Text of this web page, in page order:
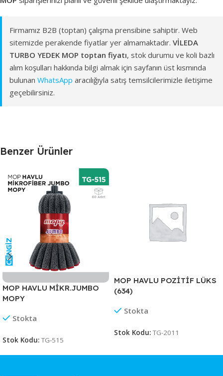
Firmamız B2B (toptan) çalışma prensibine sahiptir. Web
sitemizde perakende fiyatlar yer almamaktadır. VİLEDA
TURBO YEDEK MOP toptan fiyatı, stok durumu ve koli bazlı
alım koşulları hakkında bilgi almak için sayfanın üst kısmında
bulunan WhatsApp aracılığıyla satış temsilcilerimizle iletişime
geçebilirsiniz.
Benzer Ürünler
MOP HAVLU MİKR.JUMBO
MOPY
Stokta
Stok Kodu: TG-515
MOP HAVLU POZİTİF LÜKS
(634)
Stokta
Stok Kodu: TG-2011